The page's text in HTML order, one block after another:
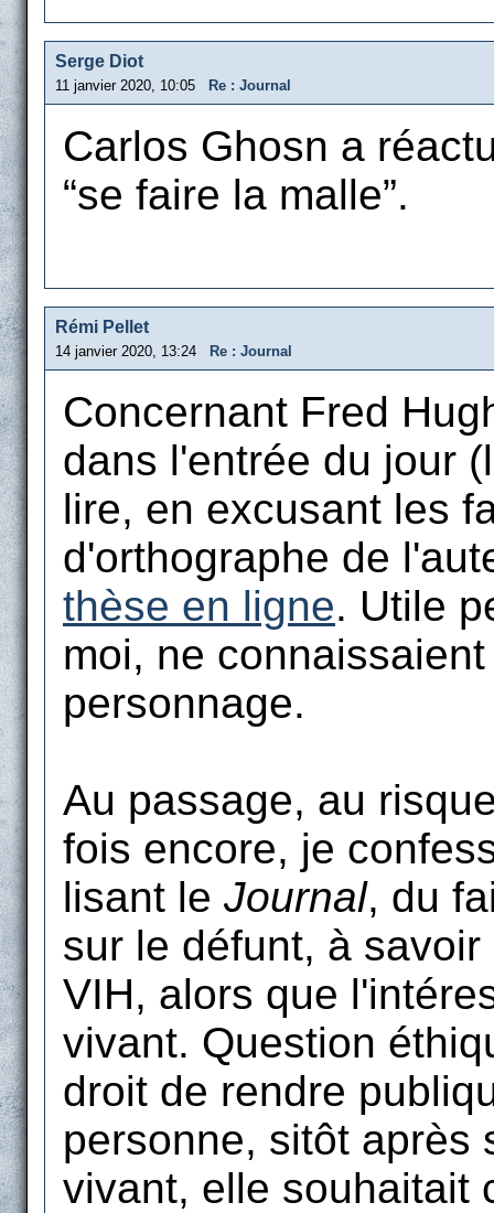
Serge Diot
11 janvier 2020, 10:05 Re : Journal
Carlos Ghosn a
“se faire la malle”.
Rémi Pellet
14 janvier 2020, 13:24 Re : Journal
Concernant Fred
dans l'entrée du jour
lire, en excusant les
d'orthographe de
thèse en ligne. Utile
moi, ne
personnage.
Au passage, au
fois encore, je
lisant le Journal, du
sur le défunt, à
VIH, alors que
vivant. Question
droit de rendre
personne, sitôt après
vivant, elle souhaitait